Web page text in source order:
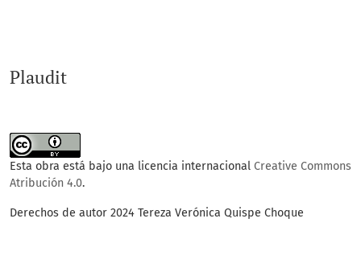
Plaudit
Esta obra está bajo una licencia internacional Creative Commons
Atribución 4.0.
Derechos de autor 2024 Tereza Verónica Quispe Choque